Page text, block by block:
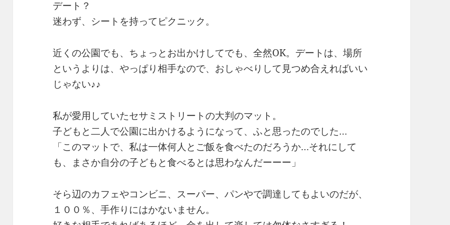
デート？
迷わず、シートを持ってピクニック。
近くの公園でも、ちょっとお出かけしてでも、全然OK。デートは、場所
というよりは、やっぱり相手なので、おしゃべりして見つめ合えればいい
じゃない♪♪
私が愛用していたセサミストリートの大判のマット。
子どもと二人で公園に出かけるようになって、ふと思ったのでした…
「このマットで、私は一体何人とご飯を食べたのだろうか…それにして
も、まさか自分の子どもと食べるとは思わなんだーーー」
そら辺のカフェやコンビニ、スーパー、パンやで調達してもよいのだが、
１００％、手作りにはかないません。